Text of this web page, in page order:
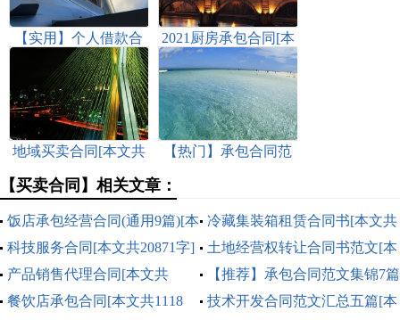
【实用】个人借款合
同范文八篇[本文共
3815字]
2021厨房承包合同[本
文共2435字]
地域买卖合同[本文共
【热门】承包合同范
【买卖合同】相关文章：
饭店承包经营合同(通用9篇)[本
文共14305字]
冷藏集装箱租赁合同书[本文共
3158字]
科技服务合同[本文共20871字]
土地经营权转让合同书范文[本
文共1619字]
产品销售代理合同[本文共
23984字]
【推荐】承包合同范文集锦7篇
[本文共6108字]
餐饮店承包合同[本文共1118 技术开发合同范文汇总五篇[本